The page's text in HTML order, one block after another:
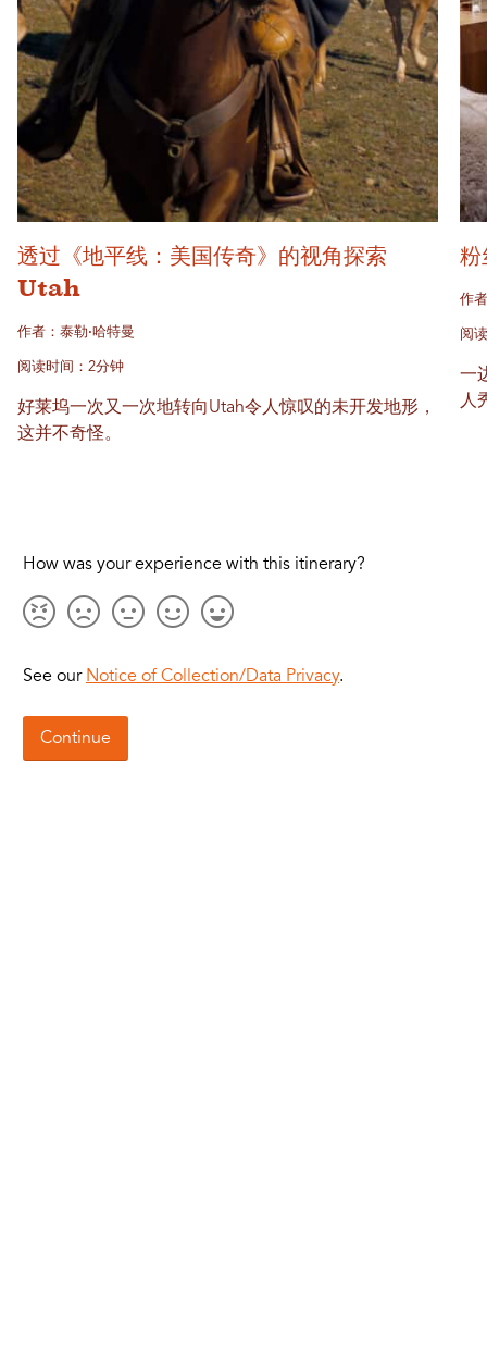
透过《地平线：美国传奇》的视角探索
Utah
作者：泰勒·哈特曼
阅读时间：2分钟
好莱坞一次又一次地转向Utah令人惊叹的未开发地形，
这并不奇怪。
粉
作
阅
一
人